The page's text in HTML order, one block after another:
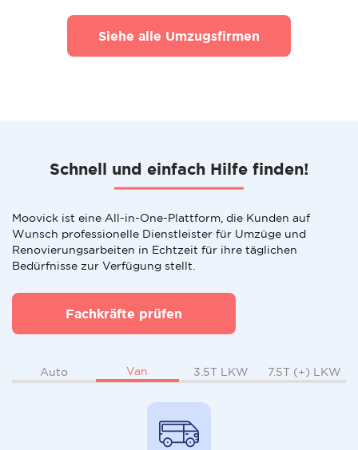
Siehe alle Umzugsfirmen
Schnell und einfach Hilfe finden!
Moovick ist eine All-in-One-Plattform, die Kunden auf
Wunsch professionelle Dienstleister für Umzüge und
Renovierungsarbeiten in Echtzeit für ihre täglichen
Bedürfnisse zur Verfügung stellt.
Fachkräfte prüfen
Auto Van 3.5T LKW 7.5T (+) LKW